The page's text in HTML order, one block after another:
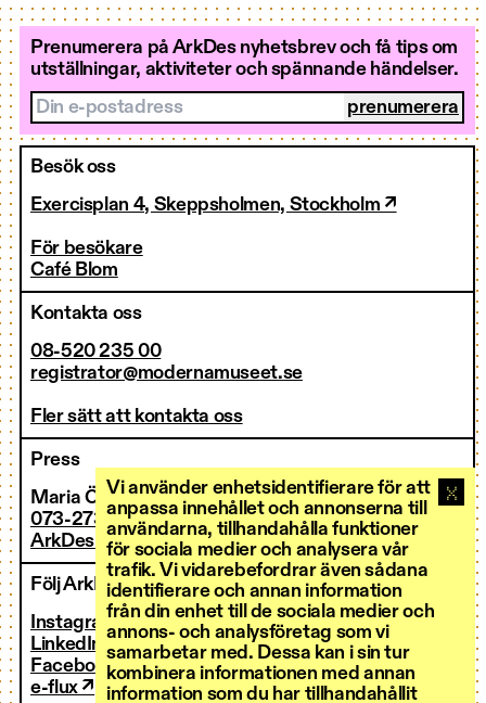
Vi använder enhetsidentifierare för att
anpassa innehållet och annonserna till
användarna, tillhandahålla funktioner
för sociala medier och analysera vår
trafik. Vi vidarebefordrar även sådana
identifierare och annan information
från din enhet till de sociala medier och
annons- och analysföretag som vi
samarbetar med. Dessa kan i sin tur
kombinera informationen med annan
information som du har tillhandahållit
Prenumerera på ArkDes nyhetsbrev och få tips om
utställningar, aktiviteter och spännande händelser.
Din e-postadress
Besök oss
Exercisplan 4, Skeppsholmen, Stockholm ↗
För besökare
Café Blom
Kontakta oss
08-520 235 00
registrator@modernamuseet.se
Fler sätt att kontakta oss
Press
Maria Östman
073-273 36 00
ArkDes pressrum ↗
Följ ArkDes
Instagram ↗
LinkedIn ↗
Facebook ↗
e-flux ↗